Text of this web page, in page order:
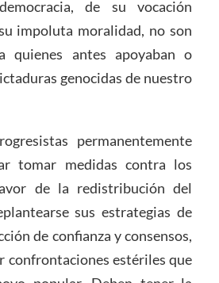
de su vocación
impoluta moralidad, no son
quienes antes apoyaban o
genocidas de nuestro
permanentemente
tomar medidas contra los
de la redistribución del
sus estrategias de
de confianza y consensos,
confrontaciones estériles que